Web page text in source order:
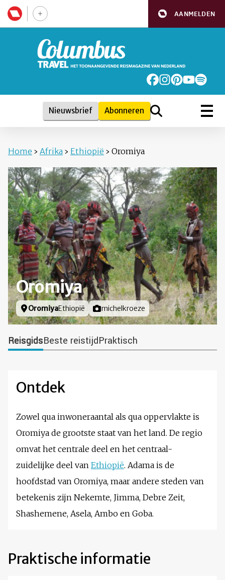
AANMELDEN
Nieuwsbrief Abonneren
Home › Afrika › Ethiopië › Oromiya
Oromiya
Locatie
OromiyaEthiopië Foto door
michelkroeze
ReisgidsBeste reistijdPraktisch
Ontdek
Zowel qua inwoneraantal als qua oppervlakte is
Oromiya de grootste staat van het land. De regio
omvat het centrale deel en het centraal-
zuidelijke deel van Ethiopië. Adama is de
hoofdstad van Oromiya, maar andere steden van
betekenis zijn Nekemte, Jimma, Debre Zeit,
Shashemene, Asela, Ambo en Goba.
Praktische informatie